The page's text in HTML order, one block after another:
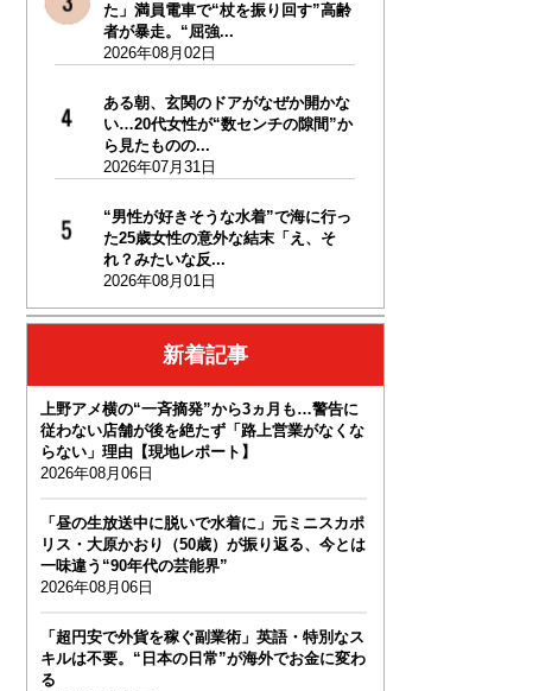
た」満員電車で“杖を振り回す”高齢
者が暴走。“屈強...
2026年08月02日
ある朝、玄関のドアがなぜか開かな
い…20代女性が“数センチの隙間”か
ら見たものの...
2026年07月31日
“男性が好きそうな水着”で海に行っ
た25歳女性の意外な結末「え、そ
れ？みたいな反...
2026年08月01日
新着記事
上野アメ横の“一斉摘発”から3ヵ月も…警告に
従わない店舗が後を絶たず「路上営業がなくな
らない」理由【現地レポート】
2026年08月06日
「昼の生放送中に脱いで水着に」元ミニスカポ
リス・大原かおり（50歳）が振り返る、今とは
一味違う“90年代の芸能界”
2026年08月06日
「超円安で外貨を稼ぐ副業術」英語・特別なス
キルは不要。“日本の日常”が海外でお金に変わ
る